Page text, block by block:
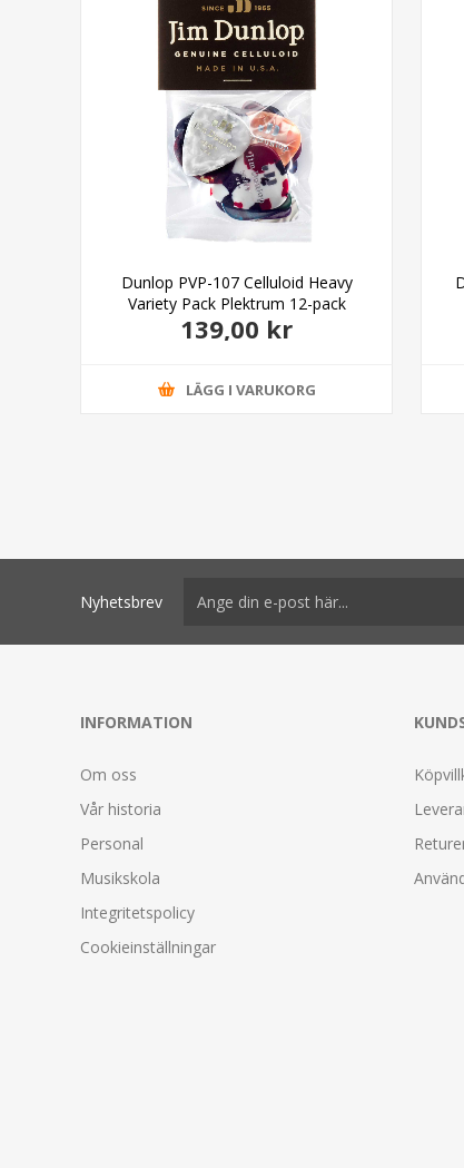
Dunlop PVP-107 Celluloid Heavy
Variety Pack Plektrum 12-pack
139,00 kr
LÄGG I VARUKORG
Nyhetsbrev
INFORMATION
Om oss
Vår historia
Personal
Musikskola
Integritetspolicy
Cookieinställningar